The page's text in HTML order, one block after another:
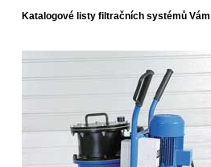
Katalogové listy filtračních systémů